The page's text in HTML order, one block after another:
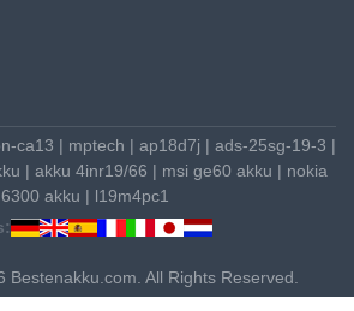
ca13 | mptech | ap18d7j | ads-25sg-19-3 |
| akku 4inr19/66 | msi ge60 akku | nokia
6300 akku | l19m4pc1
All Rights Reserved.